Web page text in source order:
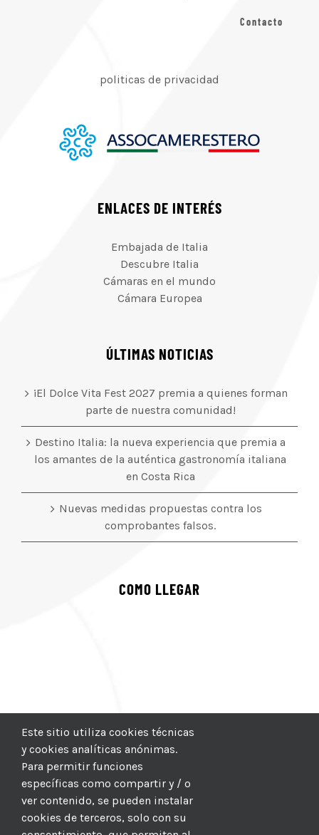
Contacto
politicas de privacidad
ENLACES DE INTERÉS
Embajada de Italia
Descubre Italia
Cámaras en el mundo
Cámara Europea
ÚLTIMAS NOTICIAS
¡El Dolce Vita Fest 2027 premia a quienes forman
parte de nuestra comunidad!
Destino Italia: la nueva experiencia que premia a
los amantes de la auténtica gastronomía italiana
en Costa Rica
Nuevas medidas propuestas contra los
comprobantes falsos.
COMO LLEGAR
Este sitio utiliza cookies técnicas
y cookies analíticas anónimas.
Para permitir funciones
específicas como compartir y / o
ver contenido, se pueden instalar
cookies de terceros, solo con su